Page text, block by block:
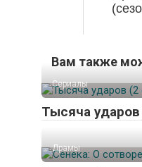
Вам также
Сериалы
Тысяча
Драмы